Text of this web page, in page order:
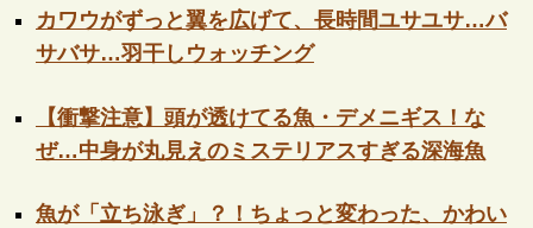
カワウがずっと翼を広げて、長時間ユサユサ…バ
サバサ…羽干しウォッチング
【衝撃注意】頭が透けてる魚・デメニギス！な
ぜ…中身が丸見えのミステリアスすぎる深海魚
魚が「立ち泳ぎ」？！ちょっと変わった、かわい